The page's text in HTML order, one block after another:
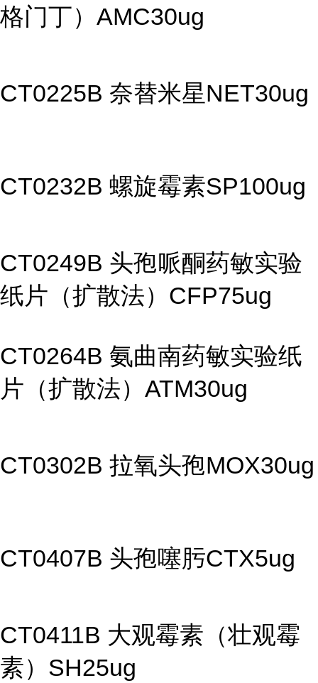
格门丁）AMC30ug
CT0225B 奈替米星NET30ug
CT0232B 螺旋霉素SP100ug
CT0249B 头孢哌酮药敏实验
纸片（扩散法）CFP75ug
CT0264B 氨曲南药敏实验纸
片（扩散法）ATM30ug
CT0302B 拉氧头孢MOX30ug
CT0407B 头孢噻肟CTX5ug
CT0411B 大观霉素（壮观霉
素）SH25ug